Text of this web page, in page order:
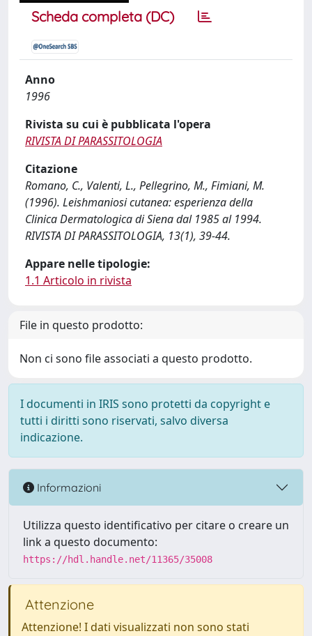
Scheda completa (DC)
Anno
1996
Rivista su cui è pubblicata l'opera
RIVISTA DI PARASSITOLOGIA
Citazione
Romano, C., Valenti, L., Pellegrino, M., Fimiani, M.
(1996). Leishmaniosi cutanea: esperienza della
Clinica Dermatologica di Siena dal 1985 al 1994.
RIVISTA DI PARASSITOLOGIA, 13(1), 39-44.
Appare nelle tipologie:
1.1 Articolo in rivista
File in questo prodotto:
Non ci sono file associati a questo prodotto.
I documenti in IRIS sono protetti da copyright e
tutti i diritti sono riservati, salvo diversa
indicazione.
Informazioni
Utilizza questo identificativo per citare o creare un
link a questo documento:
https://hdl.handle.net/11365/35008
Attenzione
Attenzione! I dati visualizzati non sono stati